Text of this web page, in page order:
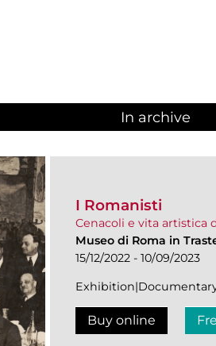
In archive
I Romanisti
Cenacoli e vita artistica
Museo di Roma in
15/12/2022 - 10/09/2023
Buy online